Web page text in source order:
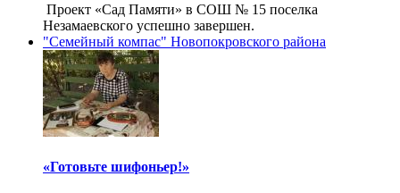
Проект «Сад Памяти» в СОШ № 15 поселка
Незамаевского успешно завершен.
"Семейный компас" Новопокровского района
«Готовьте шифоньер!»